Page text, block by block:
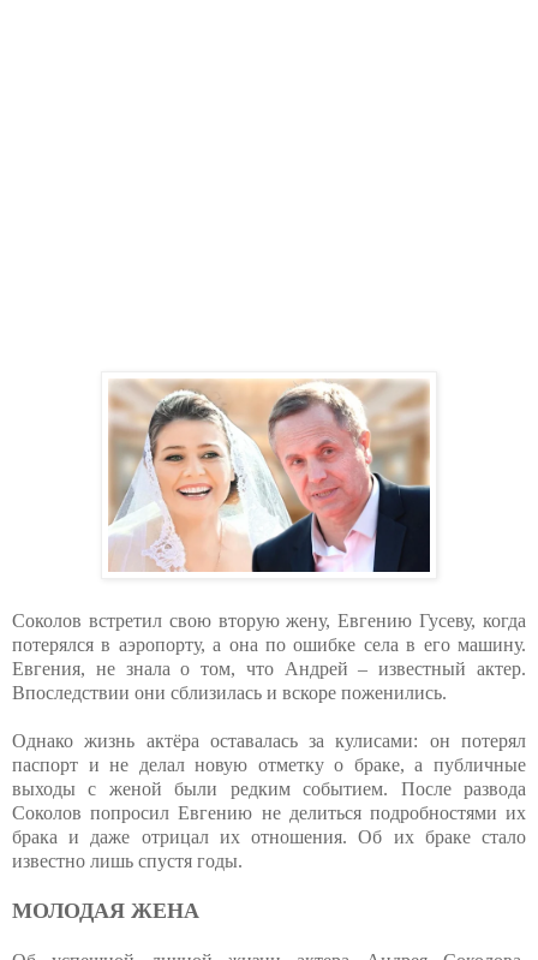
Соколов встретил свою вторую жену, Евгению Гусеву, когда
потерялся в аэропорту, а она по ошибке села в его машину.
Евгения, не знала о том, что Андрей – известный актер.
Впоследствии они сблизилась и вскоре поженились.
Однако жизнь актёра оставалась за кулисами: он потерял
паспорт и не делал новую отметку о браке, а публичные
выходы с женой были редким событием. После развода
Соколов попросил Евгению не делиться подробностями их
брака и даже отрицал их отношения. Об их браке стало
известно лишь спустя годы.
МОЛОДАЯ ЖЕНА